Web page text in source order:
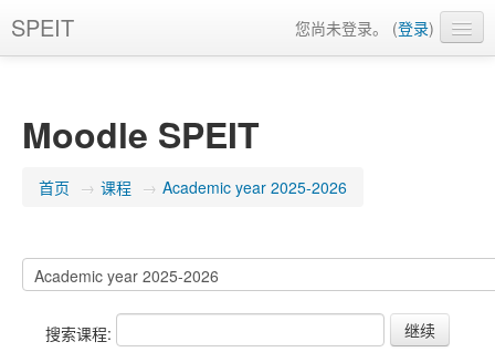
SPEIT 您尚未登录。 (登录)
Moodle SPEIT
首页 → 课程 → Academic year 2025-2026
搜索课程: